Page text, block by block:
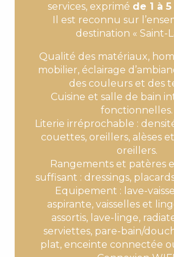
services, exprimé de 1 à
Il est reconnu sur
destination « Saint-
Qualité des matériaux,
mobilier, éclairage
des couleurs et des
Cuisine et salle de bain
fonctionnelles.
Literie irréprochable :
couettes, oreillers, alèses
oreillers.
Rangements et patères
suffisant : dressings,
Equipement : lave-
aspirante, vaisselles et
assortis, lave-linge,
serviettes, pare-bain/
plat, enceinte connectée